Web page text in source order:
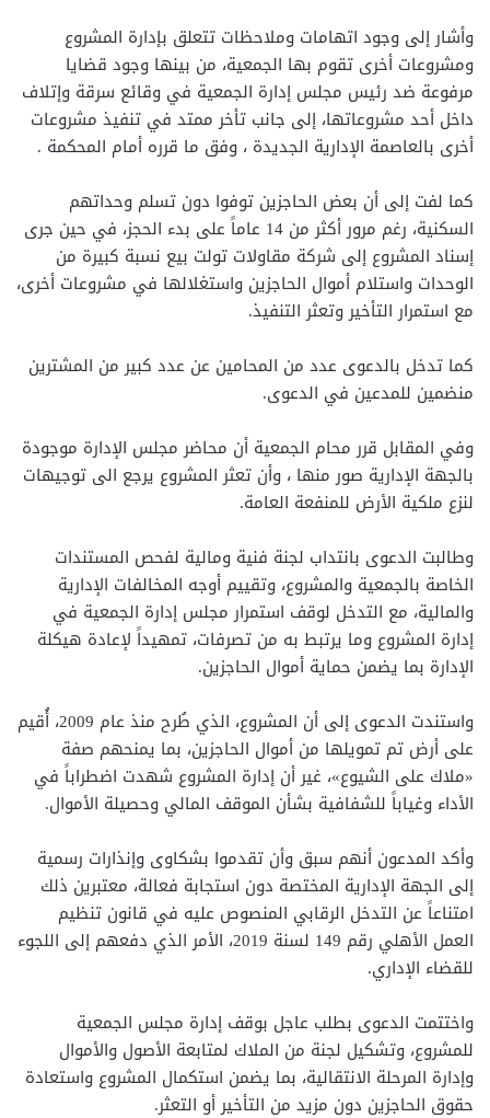
وأشار إلى وجود اتهامات وملاحظات تتعلق بإدارة المشروع
ومشروعات أخرى تقوم بها الجمعية، من بينها وجود قضايا
مرفوعة ضد رئيس مجلس إدارة الجمعية في وقائع سرقة وإتلاف
داخل أحد مشروعاتها، إلى جانب تأخر ممتد في تنفيذ مشروعات
أخرى بالعاصمة الإدارية الجديدة ، وفق ما قرره أمام المحكمة .
كما لفت إلى أن بعض الحاجزين توفوا دون تسلم وحداتهم
السكنية، رغم مرور أكثر من 14 عاماً على بدء الحجز، في حين جرى
إسناد المشروع إلى شركة مقاولات تولت بيع نسبة كبيرة من
الوحدات واستلام أموال الحاجزين واستغلالها في مشروعات أخرى،
مع استمرار التأخير وتعثر التنفيذ.
كما تدخل بالدعوى عدد من المحامين عن عدد كبير من المشترين
منضمين للمدعين في الدعوى.
وفي المقابل قرر محام الجمعية أن محاضر مجلس الإدارة موجودة
بالجهة الإدارية صور منها ، وأن تعثر المشروع يرجع الى توجيهات
لنزع ملكية الأرض للمنفعة العامة.
وطالبت الدعوى بانتداب لجنة فنية ومالية لفحص المستندات
الخاصة بالجمعية والمشروع، وتقييم أوجه المخالفات الإدارية
والمالية، مع التدخل لوقف استمرار مجلس إدارة الجمعية في
إدارة المشروع وما يرتبط به من تصرفات، تمهيداً لإعادة هيكلة
الإدارة بما يضمن حماية أموال الحاجزين.
واستندت الدعوى إلى أن المشروع، الذي طُرح منذ عام 2009، أُقيم
على أرض تم تمويلها من أموال الحاجزين، بما يمنحهم صفة
«ملاك على الشيوع»، غير أن إدارة المشروع شهدت اضطراباً في
الأداء وغياباً للشفافية بشأن الموقف المالي وحصيلة الأموال.
وأكد المدعون أنهم سبق وأن تقدموا بشكاوى وإنذارات رسمية
إلى الجهة الإدارية المختصة دون استجابة فعالة، معتبرين ذلك
امتناعاً عن التدخل الرقابي المنصوص عليه في قانون تنظيم
العمل الأهلي رقم 149 لسنة 2019، الأمر الذي دفعهم إلى اللجوء
للقضاء الإداري.
واختتمت الدعوى بطلب عاجل بوقف إدارة مجلس الجمعية
للمشروع، وتشكيل لجنة من الملاك لمتابعة الأصول والأموال
وإدارة المرحلة الانتقالية، بما يضمن استكمال المشروع واستعادة
حقوق الحاجزين دون مزيد من التأخير أو التعثر.